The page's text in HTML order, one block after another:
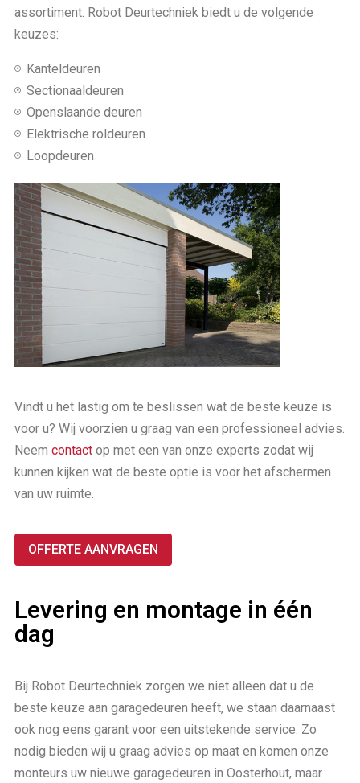
assortiment. Robot Deurtechniek biedt u de volgende
keuzes:
Kanteldeuren
Sectionaaldeuren
Openslaande deuren
Elektrische roldeuren
Loopdeuren
Vindt u het lastig om te beslissen wat de beste keuze is
voor u? Wij voorzien u graag van een professioneel advies.
Neem contact op met een van onze experts zodat wij
kunnen kijken wat de beste optie is voor het afschermen
van uw ruimte.
OFFERTE AANVRAGEN
Levering en montage in één
dag
Bij Robot Deurtechniek zorgen we niet alleen dat u de
beste keuze aan garagedeuren heeft, we staan daarnaast
ook nog eens garant voor een uitstekende service. Zo
nodig bieden wij u graag advies op maat en komen onze
monteurs uw nieuwe garagedeuren in Oosterhout, maar